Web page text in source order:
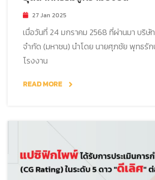
27 Jan 2025
เมื่อวันที่ 24 มกราคม 2568 ที่ผ่านมา บริ
จำกัด (มหาชน) นำโดย นายศุภชัย พุทธรัก
โรงงาน
READ MORE